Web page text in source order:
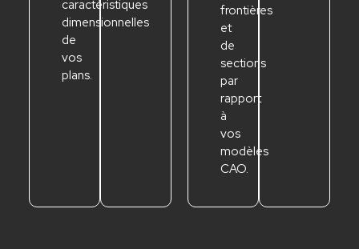
caractéristiques
dimensionnelles
de
vos
plans.
frontières
et
de
sections
par
rapport
à
vos
modèles
CAO.